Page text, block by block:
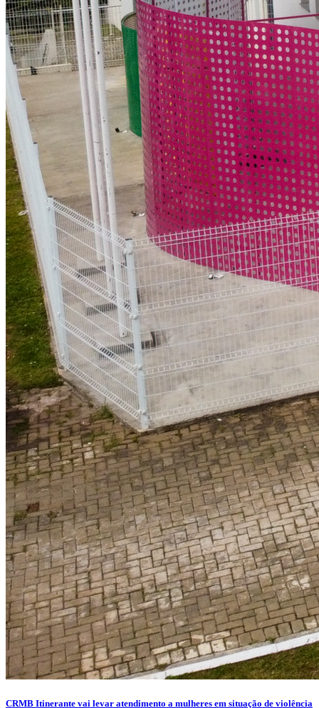
CRMB Itinerante vai levar atendimento a mulheres em situação de violência